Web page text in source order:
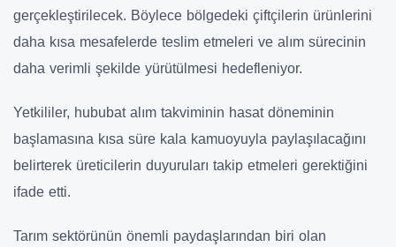
gerçekleştirilecek. Böylece bölgedeki çiftçilerin ürünlerini
daha kısa mesafelerde teslim etmeleri ve alım sürecinin
daha verimli şekilde yürütülmesi hedefleniyor.
Yetkililer, hububat alım takviminin hasat döneminin
başlamasına kısa süre kala kamuoyuyla paylaşılacağını
belirterek üreticilerin duyuruları takip etmeleri gerektiğini
ifade etti.
Tarım sektörünün önemli paydaşlarından biri olan